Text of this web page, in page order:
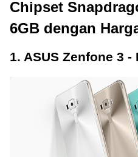
Chipset
6GB dengan
1. ASUS Zenfone 3 -